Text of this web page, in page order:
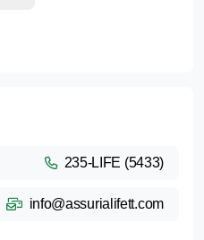
235-LIFE (5433)
info@assurialifett.com